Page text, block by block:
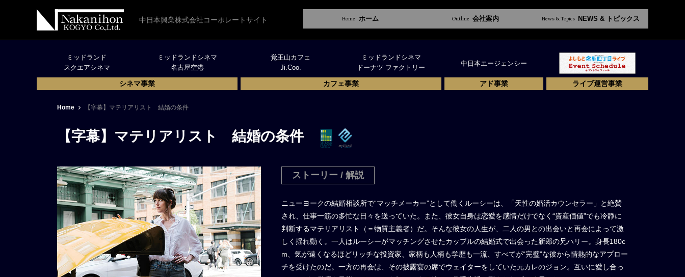
中日本興業株式会社コーポレートサイト Home ホーム Outline 会社案内 News & Topics NEWS & トピックス
ミッドランド
スクエアシネマ
ミッドランドシネマ
名古屋空港
シネマ事業
覚王山カフェ
Ji.Coo.
ミッドランドシネマ
ドーナツ ファクトリー
カフェ事業
中日本エージェンシー
アド事業 ライブ運営事業
Home 【字幕】マテリアリスト 結婚の条件
【字幕】マテリアリスト 結婚の条件
ストーリー / 解説
ニューヨークの結婚相談所で“マッチメーカー”として働くルーシーは、「天性の婚活カウンセラー」と絶賛
され、仕事一筋の多忙な日々を送っていた。また、彼女自身は恋愛を感情だけでなく“資産価値”でも冷静に
判断するマテリアリスト（＝物質主義者）だ。そんな彼女の人生が、二人の男との出会いと再会によって激
しく揺れ動く。一人はルーシーがマッチングさせたカップルの結婚式で出会った新郎の兄ハリー。身長180c
m、気が遠くなるほどリッチな投資家、家柄も人柄も学歴も一流、すべてが“完璧”な彼から情熱的なアプロー
チを受けたのだ。一方の再会は、その披露宴の席でウェイターをしていた元カレのジョン。互いに愛し合っ